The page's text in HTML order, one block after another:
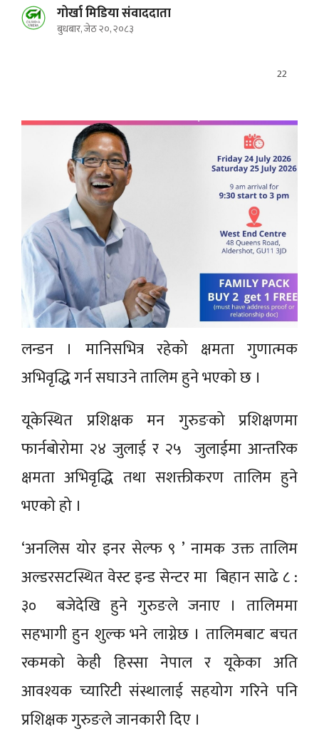
गोर्खा मिडिया संवाददाता
बुधबार, जेठ २०, २०८३
22
लन्डन । मानिसभित्र रहेको क्षमता गुणात्मक
अभिवृद्धि गर्न सघाउने तालिम हुने भएको छ ।
यूकेस्थित प्रशिक्षक मन गुरुङको प्रशिक्षणमा
फार्नबोरोमा २४ जुलाई र २५ जुलाईमा आन्तरिक
क्षमता अभिवृद्धि तथा सशक्तीकरण तालिम हुने
भएको हो ।
‘अनलिस योर इनर सेल्फ ९ ’ नामक उक्त तालिम
अल्डरसटस्थित वेस्ट इन्ड सेन्टर मा बिहान साढे ८ :
३० बजेदेखि हुने गुरुङले जनाए । तालिममा
सहभागी हुन शुल्क भने लाग्नेछ । तालिमबाट बचत
रकमको केही हिस्सा नेपाल र यूकेका अति
आवश्यक च्यारिटी संस्थालाई सहयोग गरिने पनि
प्रशिक्षक गुरुङले जानकारी दिए ।